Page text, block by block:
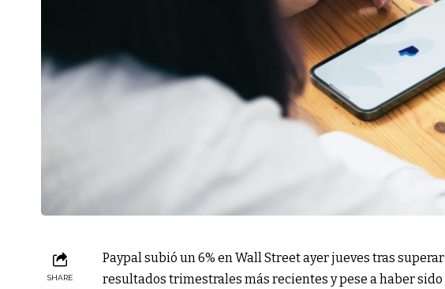
SHARE
Paypal subió un 6% en Wall Street ayer jueves tras
resultados trimestrales más recientes y pese a haber